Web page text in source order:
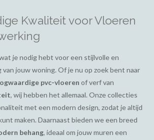
Kwaliteit voor Vloeren
je nodig hebt voor een stijlvolle en
jouw woning. Of je nu op zoek bent naar
pvc-vloeren of verf van
, wij hebben het allemaal. Onze collecties
met een modern design, zodat je altijd
maken. Daarnaast bieden we een breed
behang, ideaal om jouw muren een